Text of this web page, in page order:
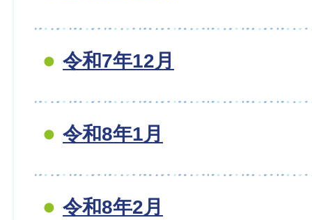
令和7年12月
令和8年1月
令和8年2月